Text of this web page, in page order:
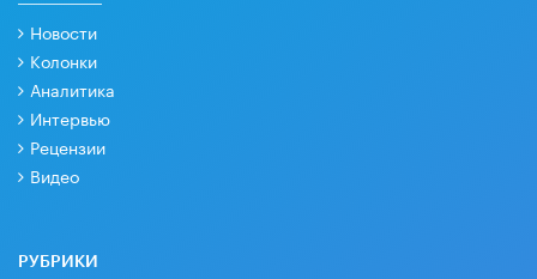
Новости
Колонки
Аналитика
Интервью
Рецензии
Видео
РУБРИКИ